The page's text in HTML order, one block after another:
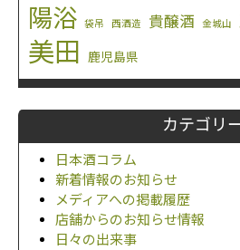
陽浴
袋吊 西酒造 貴醸酒 金城山
美田
鹿児島県
カテゴリ
日本酒コラム
新着情報のお知らせ
メディアへの掲載履歴
店舗からのお知らせ情報
日々の出来事